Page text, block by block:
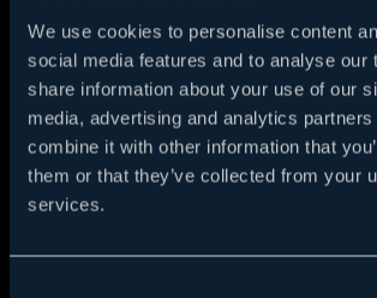
We use cookies to personalise content
social media features and to analyse our
share information about your use of our
media, advertising and analytics
combine it with other information that
them or that they’ve collected from your
services.
NAPRAVI PODSETNIK